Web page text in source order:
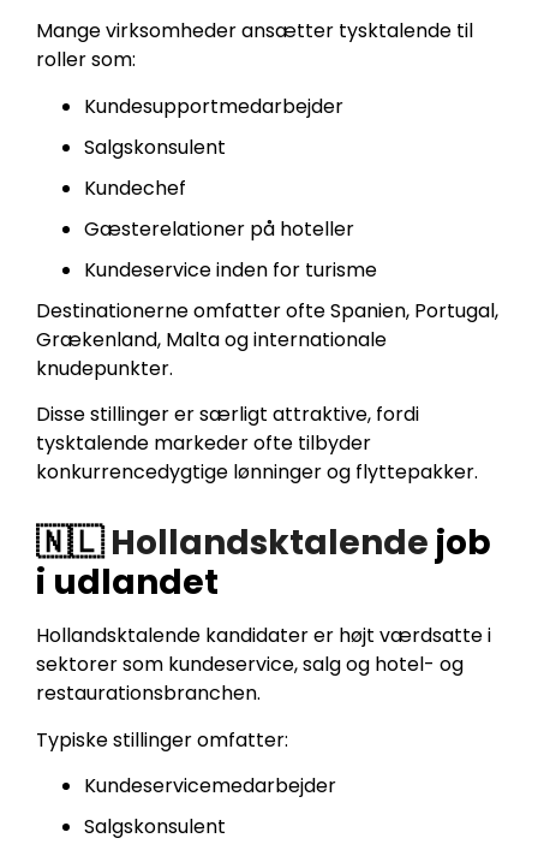
Mange virksomheder ansætter tysktalende til
roller som:
Kundesupportmedarbejder
Salgskonsulent
Kundechef
Gæsterelationer på hoteller
Kundeservice inden for turisme
Destinationerne omfatter ofte Spanien, Portugal,
Grækenland, Malta og internationale
knudepunkter.
Disse stillinger er særligt attraktive, fordi
tysktalende markeder ofte tilbyder
konkurrencedygtige lønninger og flyttepakker.
🇳🇱Hollandsktalende job
i udlandet
Hollandsktalende kandidater er højt værdsatte i
sektorer som kundeservice, salg og hotel- og
restaurationsbranchen.
Typiske stillinger omfatter:
Kundeservicemedarbejder
Salgskonsulent